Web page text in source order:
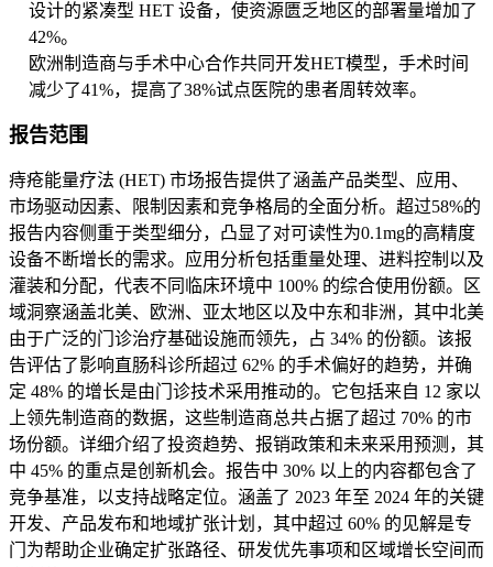
设计的紧凑型 HET 设备，使资源匮乏地区的部署量增加了
42%。
欧洲制造商与手术中心合作共同开发HET模型，手术时间
减少了41%，提高了38%试点医院的患者周转效率。
报告范围
痔疮能量疗法 (HET) 市场报告提供了涵盖产品类型、应用、
市场驱动因素、限制因素和竞争格局的全面分析。超过58%的
报告内容侧重于类型细分，凸显了对可读性为0.1mg的高精度
设备不断增长的需求。应用分析包括重量处理、进料控制以及
灌装和分配，代表不同临床环境中 100% 的综合使用份额。区
域洞察涵盖北美、欧洲、亚太地区以及中东和非洲，其中北美
由于广泛的门诊治疗基础设施而领先，占 34% 的份额。该报
告评估了影响直肠科诊所超过 62% 的手术偏好的趋势，并确
定 48% 的增长是由门诊技术采用推动的。它包括来自 12 家以
上领先制造商的数据，这些制造商总共占据了超过 70% 的市
场份额。详细介绍了投资趋势、报销政策和未来采用预测，其
中 45% 的重点是创新机会。报告中 30% 以上的内容都包含了
竞争基准，以支持战略定位。涵盖了 2023 年至 2024 年的关键
开发、产品发布和地域扩张计划，其中超过 60% 的见解是专
门为帮助企业确定扩张路径、研发优先事项和区域增长空间而